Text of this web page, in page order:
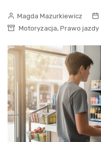
Magda Mazurkiewicz
Motoryzacja, Prawo jazdy